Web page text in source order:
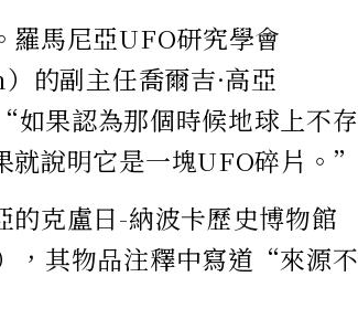
羅馬尼亞UFO研究學會
的副主任喬爾吉·高亞
果認為那個時候地球上不存
說明它是一塊UFO碎片。”
的克盧日-納波卡歷史博物館
其物品注釋中寫道“來源不